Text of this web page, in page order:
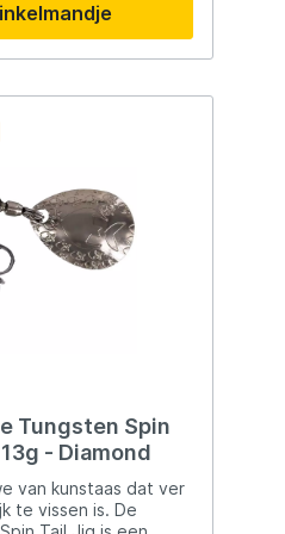
Tungsten Spin
- Diamond
van kunstaas dat ver
te vissen is. De